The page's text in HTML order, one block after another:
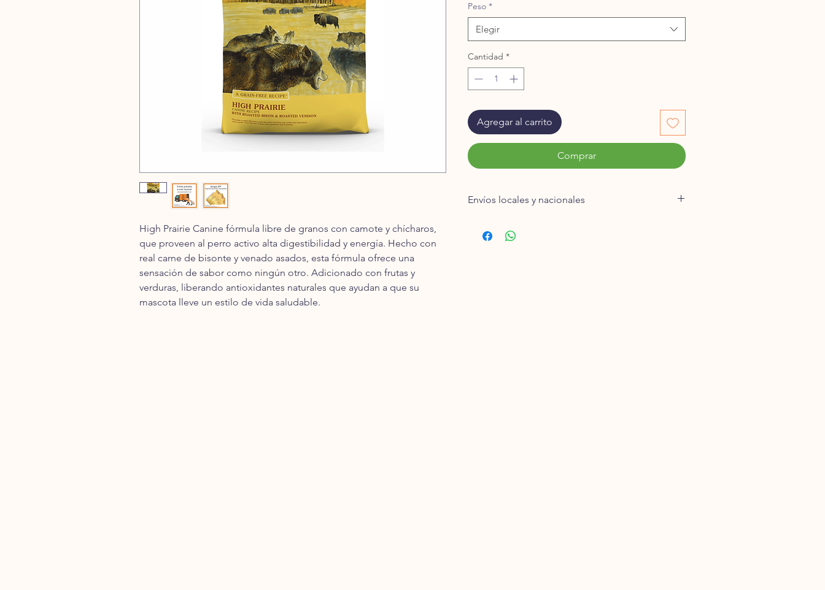
High Prairie Canine fórmula libre de granos con camote y chícharos,
que proveen al perro activo alta digestibilidad y energía. Hecho con
real carne de bisonte y venado asados, esta fórmula ofrece una
sensación de sabor como ningún otro. Adicionado con frutas y
verduras, liberando antioxidantes naturales que ayudan a que su
mascota lleve un estilo de vida saludable.
Peso *
Elegir
Cantidad *
Agregar al carrito
Comprar
Envíos locales y nacionales
tu ubicación de 1 a 2 días hábiles o programado por ti.